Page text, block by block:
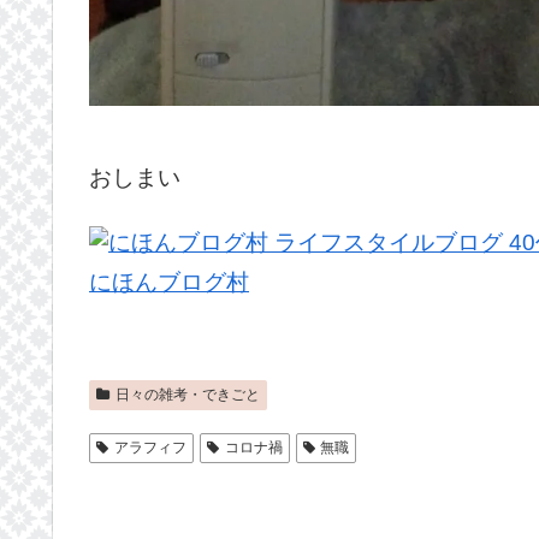
おしまい
にほんブログ村
日々の雑考・できごと
アラフィフ コロナ禍 無職